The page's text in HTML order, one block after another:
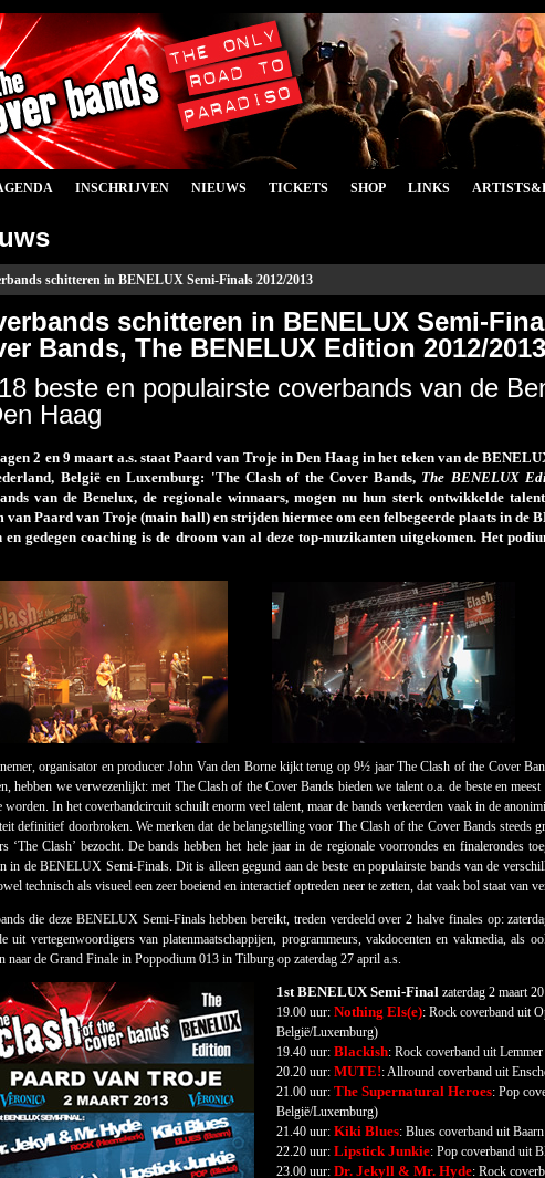
INSCHRIJVEN NIEUWS TICKETS SHOP LINKS
schitteren in BENELUX Semi-Finals 2012/2013
schitteren in BENELUX Semi-
Bands, The BENELUX Edition 2012/
beste en populairste coverbands van de
Haag
2 en 9 maart a.s. staat Paard van Troje in Den Haag in het teken van de
België en Luxemburg: 'The Clash of the Cover Bands, The BENELUX
van de Benelux, de regionale winnaars, mogen nu hun sterk ontwikkelde
van Paard van Troje (main hall) en strijden hiermee om een felbegeerde plaats in de
en gedegen coaching is de droom van al deze top-muzikanten uitgekomen. Het
organisator en producer John Van den Borne kijkt terug op 9½ jaar The Clash of the Cover
hebben we verwezenlijkt: met The Clash of the Cover Bands bieden we talent o.a. de beste en
worden. In het coverbandcircuit schuilt enorm veel talent, maar de bands verkeerden vaak in de
definitief doorbroken. We merken dat de belangstelling voor The Clash of the Cover Bands steeds
‘The Clash’ bezocht. De bands hebben het hele jaar in de regionale voorrondes en finalerondes
in de BENELUX Semi-Finals. Dit is alleen gegund aan de beste en populairste bands van de
technisch als visueel een zeer boeiend en interactief optreden neer te zetten, dat vaak bol staat van
die deze BENELUX Semi-Finals hebben bereikt, treden verdeeld over 2 halve finales op:
uit vertegenwoordigers van platenmaatschappijen, programmeurs, vakdocenten en vakmedia, als
naar de Grand Finale in Poppodium 013 in Tilburg op zaterdag 27 april a.s.
1st BENELUX Semi-Final zaterdag 2 maart
19.00 uur: Nothing Els(e): Rock coverband uit
België/Luxemburg)
19.40 uur: Blackish: Rock coverband uit
20.20 uur: MUTE!: Allround coverband uit
21.00 uur: The Supernatural Heroes: Pop
België/Luxemburg)
21.40 uur: Kiki Blues: Blues coverband uit
22.20 uur: Lipstick Junkie: Pop coverband uit
23.00 uur: Dr. Jekyll & Mr. Hyde: Rock